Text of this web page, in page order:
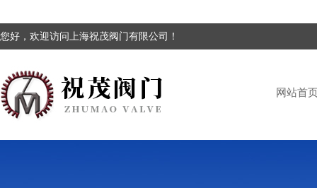
您好，欢迎访问上海祝茂阀门有限公司！
网站首